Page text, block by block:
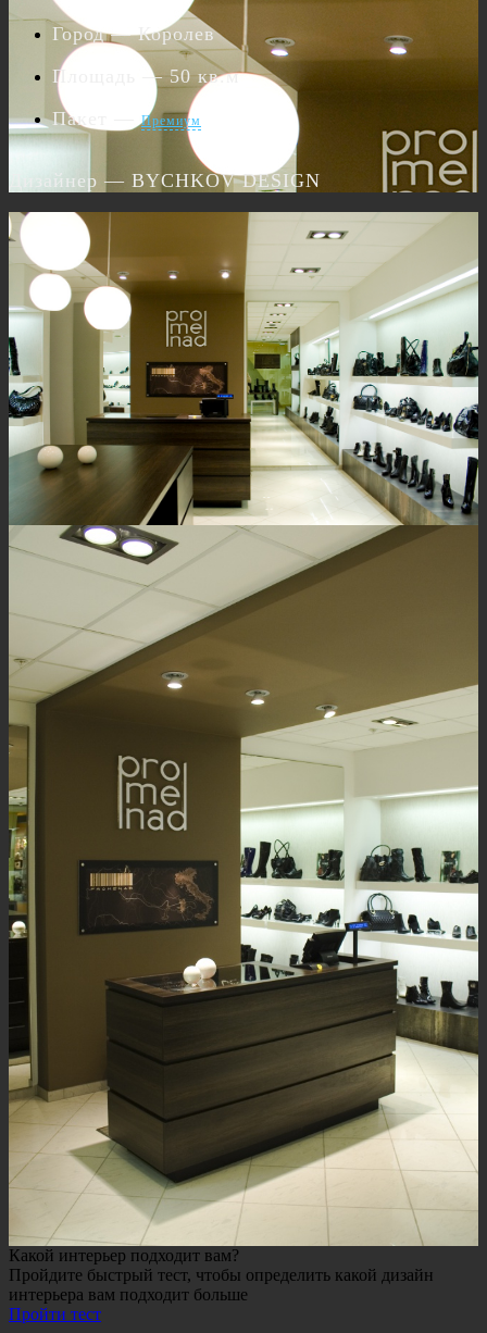
Город— Королев
Площадь
— 50 кв.м
Пакет
—Премиум
Дизайнер — BYCHKOV DESIGN
Какой интерьер подходит вам?
Пройдите быстрый тест, чтобы определить какой дизайн
интерьера вам подходит больше
Пройти тест